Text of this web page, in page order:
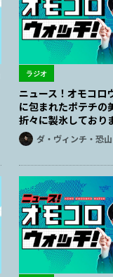
ラジオ
ニュース！オモコロ
に包まれたポテチの
折々に製氷しており
ダ・ヴィンチ・恐山